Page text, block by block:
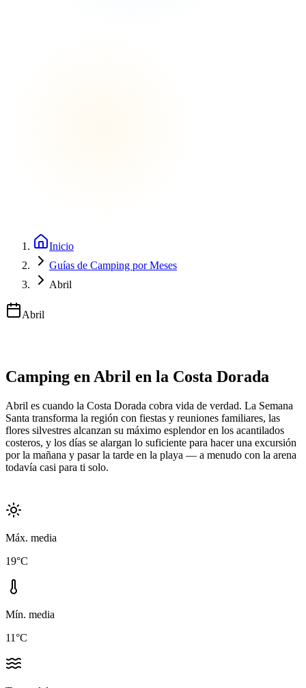
Inicio
Guías de Camping por Meses
Abril
Abril
Camping en Abril en la Costa Dorada
Abril es cuando la Costa Dorada cobra vida de verdad. La Semana
Santa transforma la región con fiestas y reuniones familiares, las
flores silvestres alcanzan su máximo esplendor en los acantilados
costeros, y los días se alargan lo suficiente para hacer una excursión
por la mañana y pasar la tarde en la playa — a menudo con la arena
todavía casi para ti solo.
Máx. media
19°C
Mín. media
11°C